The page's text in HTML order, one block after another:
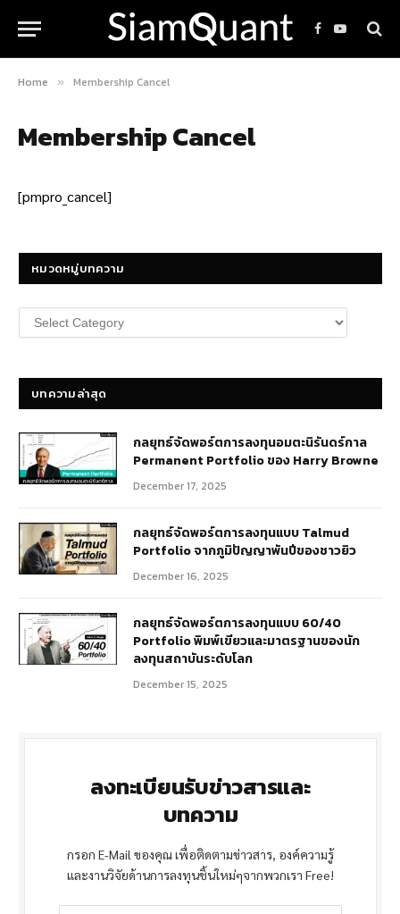
Facebook
YouTube
Home » Membership Cancel
Membership Cancel
[pmpro_cancel]
หมวดหมู่บทความ
หมวด
หมู่
บทความล่าสุด
กลยุทธ์​จัดพอร์ตการลงทุนอมตะนิรันดร์กาล
Permanent Portfolio ของ Harry Browne
December 17, 2025
กลยุทธ์จัดพอร์ตการลงทุนแบบ Talmud
Portfolio จากภูมิปัญญาพันปีของชาวยิว
December 16, 2025
กลยุทธ์จัดพอร์ตการลงทุนแบบ 60/40
Portfolio พิมพ์เขียวและมาตรฐานของนัก
ลงทุนสถาบันระดับโลก
December 15, 2025
ลงทะเบียนรับข่าวสารและ
บทความ
กรอก E-Mail ของคุณ เพื่อติดตามข่าวสาร, องค์ความรู้
และงานวิจัยด้านการลงทุนชิ้นใหม่ๆจากพวกเรา Free!